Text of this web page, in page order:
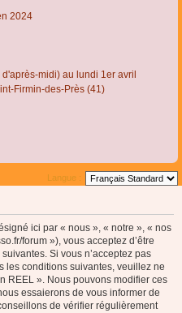
2024
midi) au lundi 1er avril
Firmin-des-Près (41)
Langue :
ici par « nous », « notre », « nos
forum »), vous acceptez d’être
Si vous n’acceptez pas
les conditions suivantes, veuillez ne
REEL ». Nous pouvons modifier ces
essaierons de vous informer de
de vérifier régulièrement